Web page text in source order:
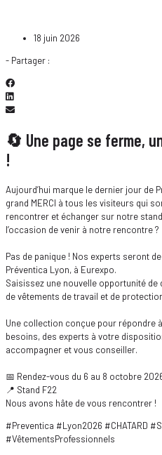
18 juin 2026
- Partager :
🔄 Une page se ferme,
!
Aujourd’hui marque le dernier jour de
grand MERCI à tous les visiteurs qui
rencontrer et échanger sur notre
l’occasion de venir à notre rencontre ?
Pas de panique ! Nos experts seront
Préventica Lyon, à Eurexpo.
Saisissez une nouvelle opportunité
de vêtements de travail et de
Une collection conçue pour répondre
besoins, des experts à votre
accompagner et vous conseiller.
📅 Rendez-vous du 6 au 8 octobre
📍 Stand F22
Nous avons hâte de vous rencontrer !
#Preventica #Lyon2026 #CHATARD
#VêtementsProfessionnels